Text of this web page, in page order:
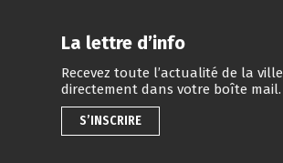
La lettre d’info
Recevez toute l’actualité de la ville
directement dans votre boîte mail.
S’INSCRIRE